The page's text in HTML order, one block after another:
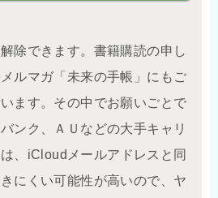
除できます。書籍購読の申し
ルマガ「未来の手帳」にもご
ます。その中でお願いごとで
ンク、ＡＵなどの大手キャリ
、iCloudメールアドレスと同
にくい可能性が高いので、ヤ